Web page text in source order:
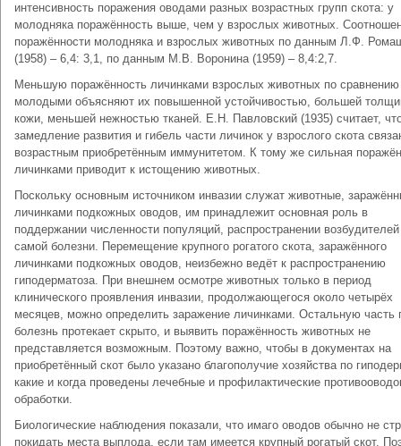
интенсивность поражения оводами разных возрастных групп скота: у
молодняка поражённость выше, чем у взрослых животных.
поражённости молодняка и взрослых животных по данным Л.Ф.
(1958) – 6,4: 3,1, по данным М.В. Воронина (1959) – 8,4:2,7.
Меньшую поражённость личинками взрослых животных по
молодыми объясняют их повышенной устойчивостью, большей
кожи, меньшей нежностью тканей. Е.Н. Павловский (1935) считает,
замедление развития и гибель части личинок у взрослого скота
возрастным приобретённым иммунитетом. К тому же сильная
личинками приводит к истощению животных.
Поскольку основным источником инвазии служат животные,
личинками подкожных оводов, им принадлежит основная роль в
поддержании численности популяций, распространении
самой болезни. Перемещение крупного рогатого скота, заражённого
личинками подкожных оводов, неизбежно ведёт к распространению
гиподерматоза. При внешнем осмотре животных только в период
клинического проявления инвазии, продолжающегося около четырёх
месяцев, можно определить заражение личинками. Остальную часть
болезнь протекает скрыто, и выявить поражённость животных не
представляется возможным. Поэтому важно, чтобы в документах на
приобретённый скот было указано благополучие хозяйства по
какие и когда проведены лечебные и профилактические
обработки.
Биологические наблюдения показали, что имаго оводов обычно не
покидать места выплода, если там имеется крупный рогатый скот.